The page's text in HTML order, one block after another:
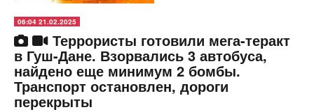
06:04 21.02.2025
Террористы готовили мега-теракт
в Гуш-Дане. Взорвались 3 автобуса,
найдено еще минимум 2 бомбы.
Транспорт остановлен, дороги
перекрыты